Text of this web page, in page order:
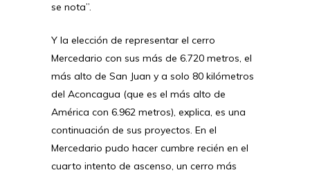
se nota”.
Y la elección de representar el cerro
Mercedario con sus más de 6.720 metros, el
más alto de San Juan y a solo 80 kilómetros
del Aconcagua (que es el más alto de
América con 6.962 metros), explica, es una
continuación de sus proyectos. En el
Mercedario pudo hacer cumbre recién en el
cuarto intento de ascenso, un cerro más